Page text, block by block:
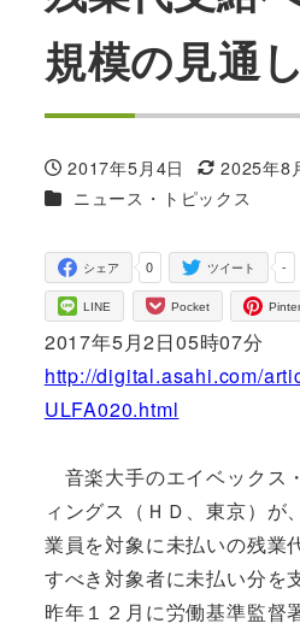
規模の見通し
投稿日
2017年5月4日
更新日
2025年8
カテゴリー
ニュース・トピックス
0
シェア -
ツイート
LINE Pocket
2017年5月2日05時07分
http://digital.asahi.com/
ULFA020.html
音楽大手のエイベックス
ィングス（ＨＤ、東京）が
業員を対象に未払いの残業
すべき対象者に未払い分を
昨年１２月に労働基準監督